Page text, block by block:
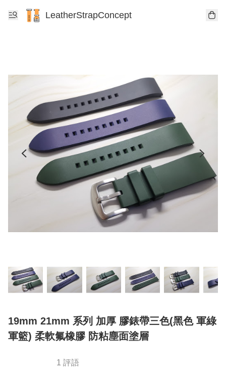
LeatherStrapConcept
19mm 21mm 系列 加厚 膠錶帶三色(黑色 軍綠
軍籃) 柔軟氟橡膠 防粘塵面塗層
1 評語